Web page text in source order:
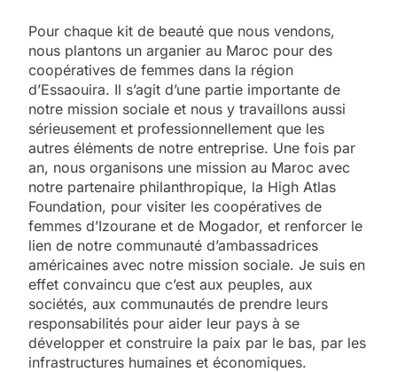
Pour chaque kit de beauté que nous vendons,
nous plantons un arganier au Maroc pour des
coopératives de femmes dans la région
d’Essaouira. Il s’agit d’une partie importante de
notre mission sociale et nous y travaillons aussi
sérieusement et professionnellement que les
autres éléments de notre entreprise. Une fois par
an, nous organisons une mission au Maroc avec
notre partenaire philanthropique, la High Atlas
Foundation, pour visiter les coopératives de
femmes d’Izourane et de Mogador, et renforcer le
lien de notre communauté d’ambassadrices
américaines avec notre mission sociale. Je suis en
effet convaincu que c’est aux peuples, aux
sociétés, aux communautés de prendre leurs
responsabilités pour aider leur pays à se
développer et construire la paix par le bas, par les
infrastructures humaines et économiques.